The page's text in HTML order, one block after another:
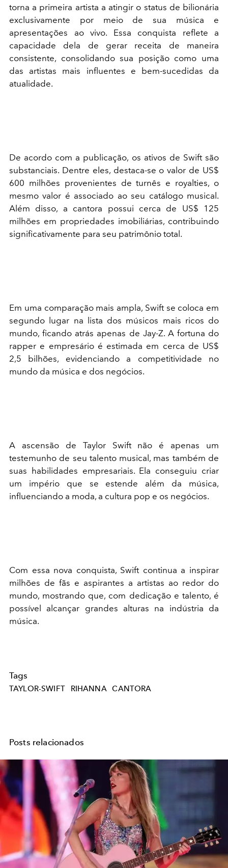
torna a primeira artista a atingir o status de bilionária
exclusivamente por meio de sua música e
apresentações ao vivo. Essa conquista reflete a
capacidade dela de gerar receita de maneira
consistente, consolidando sua posição como uma
das artistas mais influentes e bem-sucedidas da
atualidade.
De acordo com a publicação, os ativos de Swift são
substanciais. Dentre eles, destaca-se o valor de US$
600 milhões provenientes de turnês e royalties, o
mesmo valor é associado ao seu catálogo musical.
Além disso, a cantora possui cerca de US$ 125
milhões em propriedades imobiliárias, contribuindo
significativamente para seu patrimônio total.
Em uma comparação mais ampla, Swift se coloca em
segundo lugar na lista dos músicos mais ricos do
mundo, ficando atrás apenas de Jay-Z. A fortuna do
rapper e empresário é estimada em cerca de US$
2,5 bilhões, evidenciando a competitividade no
mundo da música e dos negócios.
A ascensão de Taylor Swift não é apenas um
testemunho de seu talento musical, mas também de
suas habilidades empresariais. Ela conseguiu criar
um império que se estende além da música,
influenciando a moda, a cultura pop e os negócios.
Com essa nova conquista, Swift continua a inspirar
milhões de fãs e aspirantes a artistas ao redor do
mundo, mostrando que, com dedicação e talento, é
possível alcançar grandes alturas na indústria da
música.
Tags
TAYLOR-SWIFT RIHANNA CANTORA
Posts relacionados